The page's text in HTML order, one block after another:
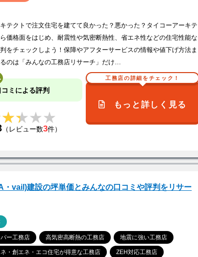
テクトで注文住宅を建てて良かった？悪かった？タイコーアーキテ
価格面をはじめ、耐震性や気密断熱性、省エネ性などの住宅性能な
をチェックしよう！保障やアフターサービスの情報や値下げ方法ま
のは「みんなの工務店リサーチ」だけ…
コミによる評判
（レビュー数3件）
工務店の詳細をチェック！
もっと詳しく見る
・vail)建設の坪単価とみんなの口コミや評判をリサー
ー工務店 高気密高断熱の工務店 地震に強い工務店
・創エネ・エコ住宅が得意な工務店 ZEH対応工務店